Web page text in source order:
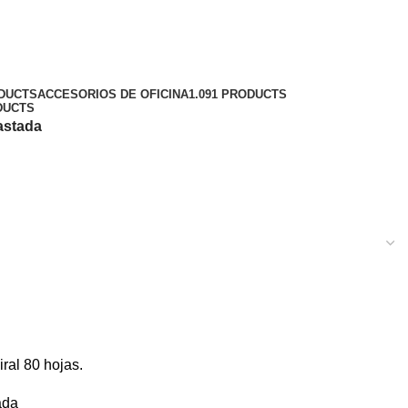
ACCESORIOS DE OFICINA1.091 PRODUCTS
80 hojas.